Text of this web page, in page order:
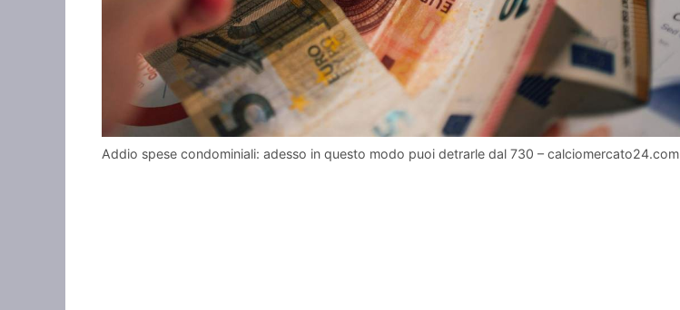
Addio spese condominiali: adesso in questo modo puoi detrarle dal 730 – calciomercato24.com